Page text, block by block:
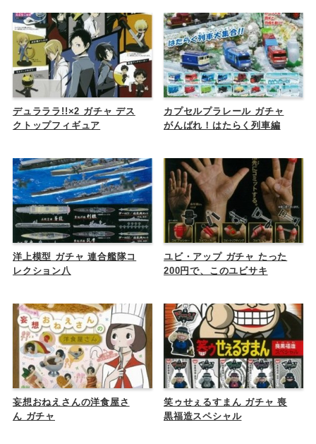
デュラララ!!×2 ガチャ デス
クトップフィギュア
カプセルプラレール ガチャ
がんばれ！はたらく列車編
洋上模型 ガチャ 連合艦隊コ
レクション八
ユビ・アップ ガチャ たった
200円で、このユビサキ
妄想おねえさんの洋食屋さ
ん ガチャ
笑ゥせぇるすまん ガチャ 喪
黒福造スペシャル